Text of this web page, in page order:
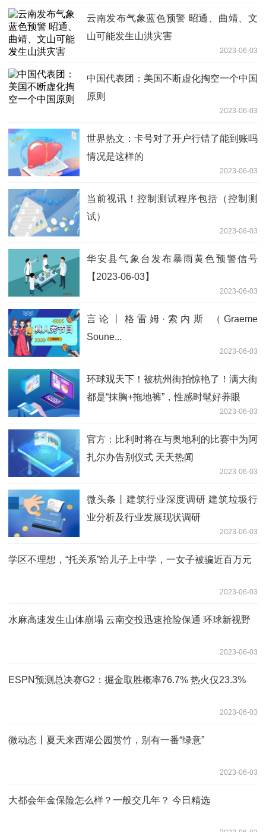
云南发布气象蓝色预警 昭通、曲靖、文
山可能发生山洪灾害
2023-06-03
中国代表团：美国不断虚化掏空一个中国
原则
2023-06-03
世界热文：卡号对了开户行错了能到账吗
情况是这样的
2023-06-03
当前视讯！控制测试程序包括（控制测
试）
2023-06-03
华安县气象台发布暴雨黄色预警信号
【2023-06-03】
2023-06-03
言论丨格雷姆·索内斯 （Graeme
Soune...
2023-06-03
环球观天下！被杭州街拍惊艳了！满大街
都是“抹胸+拖地裤”，性感时髦好养眼
2023-06-03
官方：比利时将在与奥地利的比赛中为阿
扎尔办告别仪式 天天热闻
2023-06-03
微头条丨建筑行业深度调研 建筑垃圾行
业分析及行业发展现状调研
2023-06-03
学区不理想，“托关系”给儿子上中学，一女子被骗近百万元
2023-06-03
水麻高速发生山体崩塌 云南交投迅速抢险保通 环球新视野
2023-06-03
ESPN预测总决赛G2：掘金取胜概率76.7% 热火仅23.3%
2023-06-03
微动态丨夏天来西湖公园赏竹，别有一番“绿意”
2023-06-03
大都会年金保险怎么样？一般交几年？ 今日精选